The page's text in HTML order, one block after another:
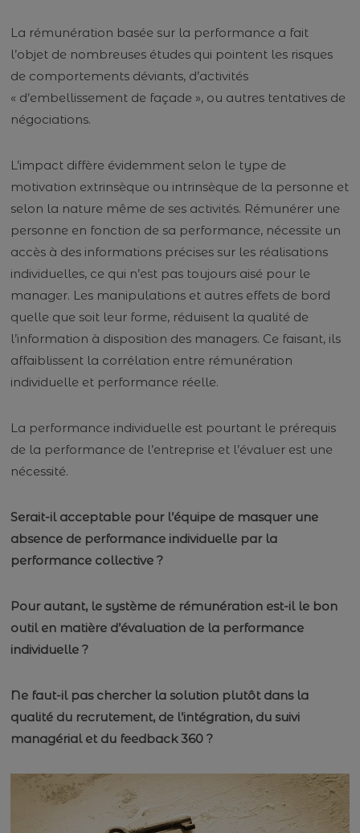
La rémunération basée sur la performance a fait
l’objet de nombreuses études qui pointent les risques
de comportements déviants, d’activités
« d’embellissement de façade », ou autres tentatives de
négociations.
L’impact diffère évidemment selon le type de
motivation extrinsèque ou intrinsèque de la personne et
selon la nature même de ses activités. Rémunérer une
personne en fonction de sa performance, nécessite un
accès à des informations précises sur les réalisations
individuelles, ce qui n’est pas toujours aisé pour le
manager. Les manipulations et autres effets de bord
quelle que soit leur forme, réduisent la qualité de
l’information à disposition des managers. Ce faisant, ils
affaiblissent la corrélation entre rémunération
individuelle et performance réelle.
La performance individuelle est pourtant le prérequis
de la performance de l’entreprise et l’évaluer est une
nécessité.
Serait-il acceptable pour l’équipe de masquer une
absence de performance individuelle par la
performance collective ?
Pour autant, le système de rémunération est-il le bon
outil en matière d’évaluation de la performance
individuelle ?
Ne faut-il pas chercher la solution plutôt dans la
qualité du recrutement, de l’intégration, du suivi
managérial et du feedback 360 ?